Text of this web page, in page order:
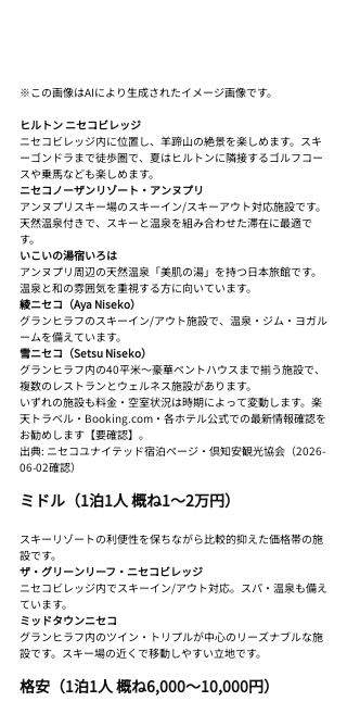
※この画像はAIにより生成されたイメージ画像です。
ヒルトン ニセコビレッジ
ニセコビレッジ内に位置し、羊蹄山の絶景を楽しめます。スキ
ーゴンドラまで徒歩圏で、夏はヒルトンに隣接するゴルフコー
スや乗馬なども楽しめます。
ニセコノーザンリゾート・アンヌプリ
アンヌプリスキー場のスキーイン/スキーアウト対応施設です。
天然温泉付きで、スキーと温泉を組み合わせた滞在に最適で
す。
いこいの湯宿いろは
アンヌプリ周辺の天然温泉「美肌の湯」を持つ日本旅館です。
温泉と和の雰囲気を重視する方に向いています。
綾ニセコ（Aya Niseko）
グランヒラフのスキーイン/アウト施設で、温泉・ジム・ヨガル
ームを備えています。
雪ニセコ（Setsu Niseko）
グランヒラフ内の40平米〜豪華ペントハウスまで揃う施設で、
複数のレストランとウェルネス施設があります。
いずれの施設も料金・空室状況は時期によって変動します。楽
天トラベル・Booking.com・各ホテル公式での最新情報確認を
お勧めします【要確認】。
出典: ニセコユナイテッド宿泊ページ・倶知安観光協会（2026-
06-02確認）
ミドル（1泊1人 概ね1〜2万円）
スキーリゾートの利便性を保ちながら比較的抑えた価格帯の施
設です。
ザ・グリーンリーフ・ニセコビレッジ
ニセコビレッジ内でスキーイン/アウト対応。スパ・温泉も備え
ています。
ミッドタウンニセコ
グランヒラフ内のツイン・トリプルが中心のリーズナブルな施
設です。スキー場の近くで移動しやすい立地です。
格安（1泊1人 概ね6,000〜10,000円）